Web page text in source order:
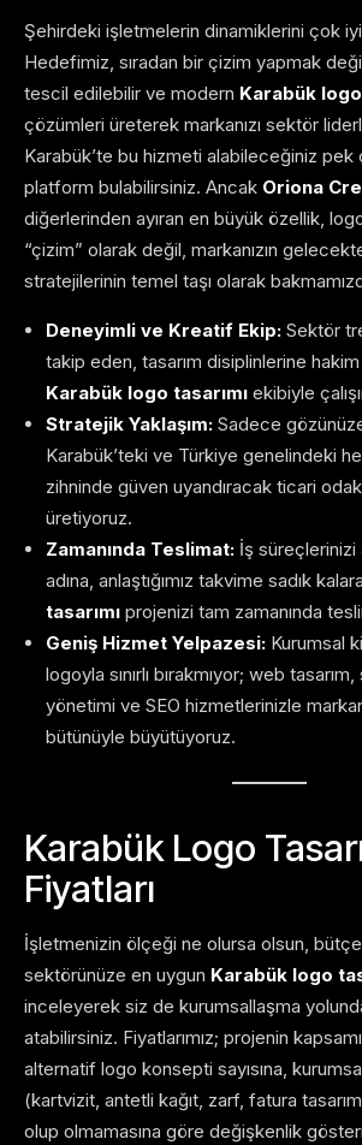
Şehirdeki işletmelerin dinamiklerini çok
Hedefimiz, sıradan bir çizim yapmak
tescil edilebilir ve modern Karabük logo
çözümleri üreterek markanızı sektör
Karabük’te bu hizmeti alabileceğiniz pek
platform bulabilirsiniz. Ancak Oriona
diğerlerinden ayıran en büyük özellik,
“çizim” olarak değil, markanızın
stratejilerinin temel taşı olarak
Deneyimli ve Kreatif Ekip: Sektör
takip eden, tasarım disiplinlerine
Karabük logo tasarımı ekibiyle
Stratejik Yaklaşım: Sadece
Karabük’teki ve Türkiye genelindeki
zihninde güven uyandıracak ticari
üretiyoruz.
Zamanında Teslimat: İş
adına, anlaştığımız takvime sadık
tasarımı projenizi tam zamanında
Geniş Hizmet Yelpazesi: Kurumsal
logoyla sınırlı bırakmıyor; web
yönetimi ve SEO hizmetlerinizle
bütünüyle büyütüyoruz.
Karabük Logo
Fiyatları
İşletmenizin ölçeği ne olursa olsun,
sektörünüze en uygun Karabük logo
inceleyerek siz de kurumsallaşma
atabilirsiniz. Fiyatlarımız; projenin
alternatif logo konsepti sayısına,
(kartvizit, antetli kağıt, zarf, fatura
olup olmamasına göre değişkenlik